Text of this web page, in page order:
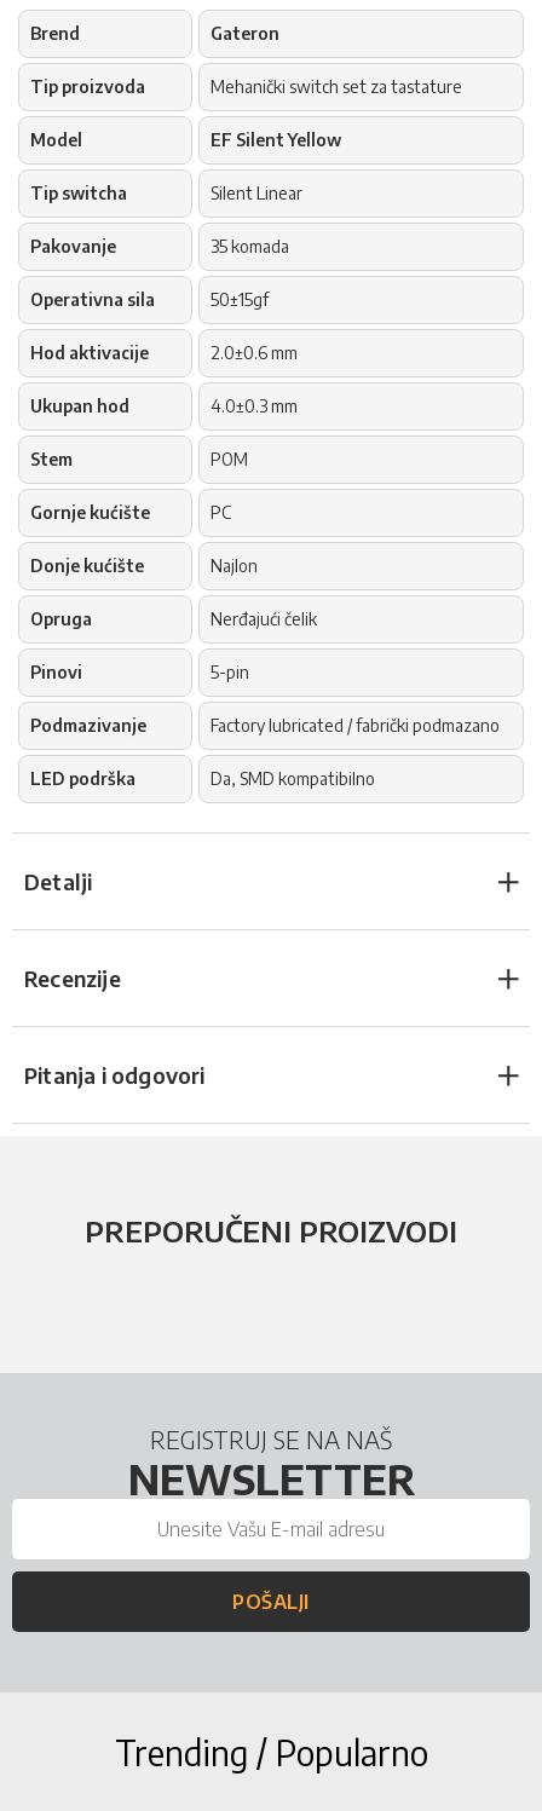
Brend Gateron
Tip proizvoda Mehanički switch set za tastature
Model EF Silent Yellow
Tip switcha Silent Linear
Pakovanje 35 komada
Operativna sila 50±15gf
Hod aktivacije 2.0±0.6 mm
Ukupan hod 4.0±0.3 mm
Stem POM
Gornje kućište PC
Donje kućište Najlon
Opruga Nerđajući čelik
Pinovi 5-pin
Podmazivanje Factory lubricated / fabrički podmazano
LED podrška Da, SMD kompatibilno
Detalji
Recenzije
Pitanja i odgovori
PREPORUČENI PROIZVODI
REGISTRUJ SE NA NAŠ
NEWSLETTER
POŠALJI
Trending / Popularno